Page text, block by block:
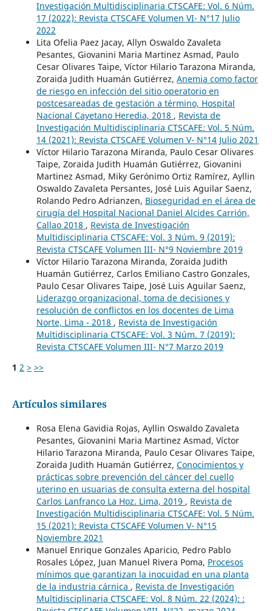
Investigación Multidisciplinaria CTSCAFE: Vol. 6 Núm.
17 (2022): Revista CTSCAFE Volumen VI- N°17 Julio
2022
Lita Ofelia Paez Jacay, Allyn Oswaldo Zavaleta
Pesantes, Giovanini Maria Martinez Asmad, Paulo
Cesar Olivares Taipe, Víctor Hilario Tarazona Miranda,
Zoraida Judith Huamán Gutiérrez, Anemia como factor
de riesgo en infección del sitio operatorio en
postcesareadas de gestación a término, Hospital
Nacional Cayetano Heredia, 2018 , Revista de
Investigación Multidisciplinaria CTSCAFE: Vol. 5 Núm.
14 (2021): Revista CTSCAFE Volumen V- N°14 Julio 2021
Víctor Hilario Tarazona Miranda, Paulo Cesar Olivares
Taipe, Zoraida Judith Huamán Gutiérrez, Giovanini
Martinez Asmad, Miky Gerónimo Ortiz Ramírez, Ayllin
Oswaldo Zavaleta Persantes, José Luis Aguilar Saenz,
Rolando Pedro Adrianzen, Bioseguridad en el área de
cirugía del Hospital Nacional Daniel Alcides Carrión,
Callao 2018 , Revista de Investigación
Multidisciplinaria CTSCAFE: Vol. 3 Núm. 9 (2019):
Revista CTSCAFE Volumen III- N°9 Noviembre 2019
Víctor Hilario Tarazona Miranda, Zoraida Judith
Huamán Gutiérrez, Carlos Emiliano Castro Gonzales,
Paulo Cesar Olivares Taipe, José Luis Aguilar Saenz,
Liderazgo organizacional, toma de decisiones y
resolución de conflictos en los docentes de Lima
Norte, Lima - 2018 , Revista de Investigación
Multidisciplinaria CTSCAFE: Vol. 3 Núm. 7 (2019):
Revista CTSCAFE Volumen III- N°7 Marzo 2019
1 2 > >>
Artículos similares
Rosa Elena Gavidia Rojas, Ayllin Oswaldo Zavaleta
Pesantes, Giovanini Maria Martinez Asmad, Víctor
Hilario Tarazona Miranda, Paulo Cesar Olivares Taipe,
Zoraida Judith Huamán Gutiérrez, Conocimientos y
prácticas sobre prevención del cáncer del cuello
uterino en usuarias de consulta externa del hospital
Carlos Lanfranco La Hoz. Lima, 2019 , Revista de
Investigación Multidisciplinaria CTSCAFE: Vol. 5 Núm.
15 (2021): Revista CTSCAFE Volumen V- N°15
Noviembre 2021
Manuel Enrique Gonzales Aparicio, Pedro Pablo
Rosales López, Juan Manuel Rivera Poma, Procesos
mínimos que garantizan la inocuidad en una planta
de la industria cárnica , Revista de Investigación
Multidisciplinaria CTSCAFE: Vol. 8 Núm. 22 (2024): :